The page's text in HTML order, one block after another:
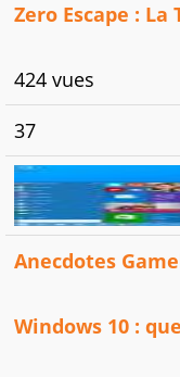
Zero Escape : La
424 vues
37
Anecdotes
Windows 10 :